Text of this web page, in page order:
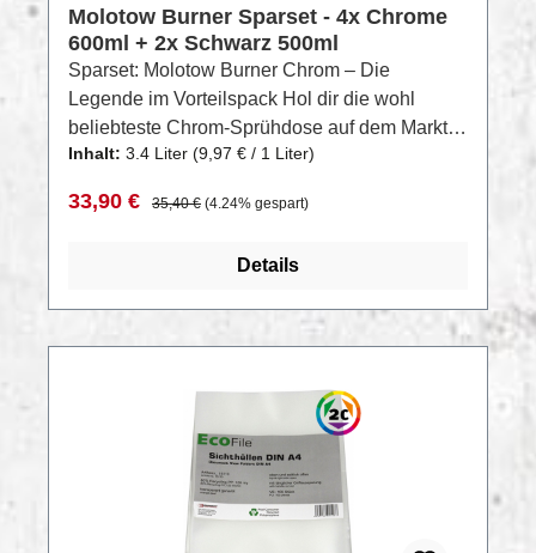
Molotow Burner Sparset - 4x Chrome
600ml + 2x Schwarz 500ml
Sparset: Molotow Burner Chrom – Die
Legende im Vorteilspack Hol dir die wohl
beliebteste Chrom-Sprühdose auf dem Markt
jetzt im praktischen Sparset! Die Molotow
Deckkraft, hoher Aussprührate und nahezu
Mischkugel. Ob für großflächige Actions oder
kompromisslos ab, sogar bei Temperaturen bis
Fläche, mehr Style – zum Vorteilspreis.
Inhalt: 3.4 Liter (9,97 € / 1 Liter)
Verkaufspreis:
33,90 € Regulärer Preis:
35,40 € (4.24% gespart)
Details